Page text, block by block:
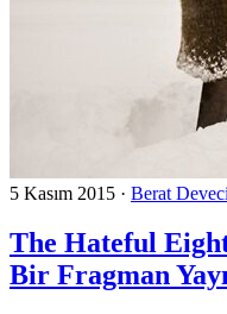
5 Kasım 2015 · Berat
The Hateful
Bir Fragman